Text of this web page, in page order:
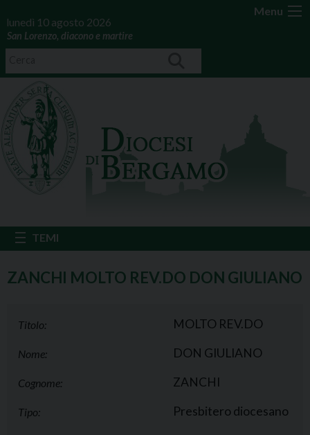
Menu
lunedì 10 agosto 2026
San Lorenzo, diacono e martire
ZANCHI MOLTO REV.DO DON GIULIANO
Titolo: MOLTO REV.DO
Nome: DON GIULIANO
Cognome: ZANCHI
Tipo: Presbitero diocesano